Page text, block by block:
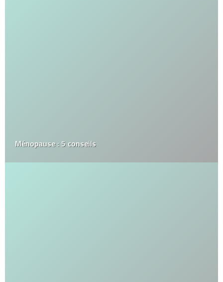
Ménopause : 5 conseils